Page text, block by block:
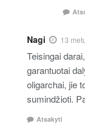
Nagi 13
Teisingai
garantuotai
oligarchai, jie
sumindžioti.
Atsakyti